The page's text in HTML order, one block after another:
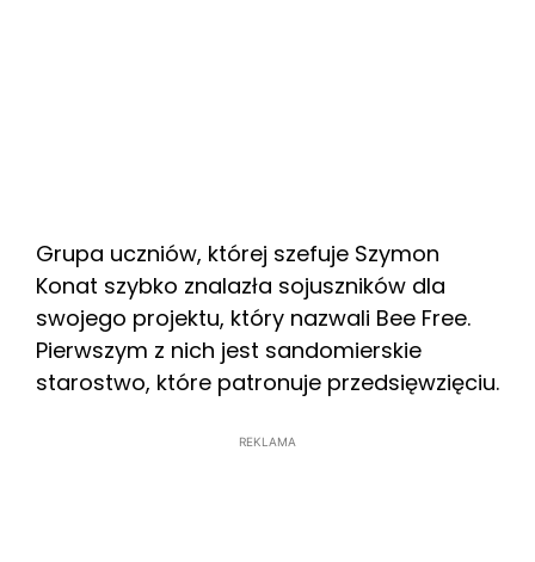
Grupa uczniów, której szefuje Szymon
Konat szybko znalazła sojuszników dla
swojego projektu, który nazwali Bee Free.
Pierwszym z nich jest sandomierskie
starostwo, które patronuje przedsięwzięciu.
REKLAMA